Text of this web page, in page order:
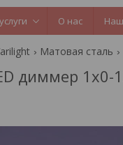
О нас
Матовая сталь
диммер 1х0-